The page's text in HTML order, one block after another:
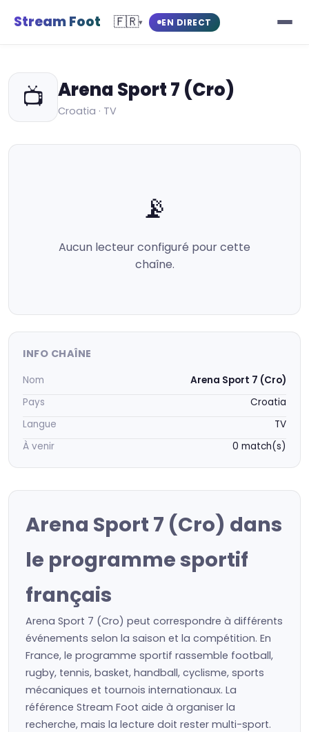
Stream Foot 🇫🇷▾ EN DIRECT
📺 Arena Sport 7 (Cro)
Croatia · TV
📡
Aucun lecteur configuré pour cette
chaîne.
INFO CHAÎNE
Nom
Arena Sport 7 (Cro)
Pays
Croatia
Langue
TV
À venir
0 match(s)
Arena Sport 7 (Cro) dans
le programme sportif
français
Arena Sport 7 (Cro) peut correspondre à différents
événements selon la saison et la compétition. En
France, le programme sportif rassemble football,
rugby, tennis, basket, handball, cyclisme, sports
mécaniques et tournois internationaux. La
référence Stream Foot aide à organiser la
recherche, mais la lecture doit rester multi-sport.